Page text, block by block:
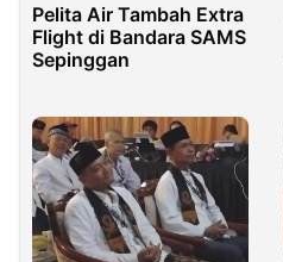
Pelita Air Tambah Extra
Flight di Bandara SAMS
Sepinggan